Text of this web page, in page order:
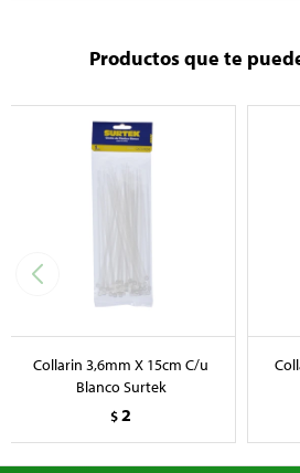
Productos que te
Collarin 3,6mm X 15cm C/u
Blanco Surtek
$2